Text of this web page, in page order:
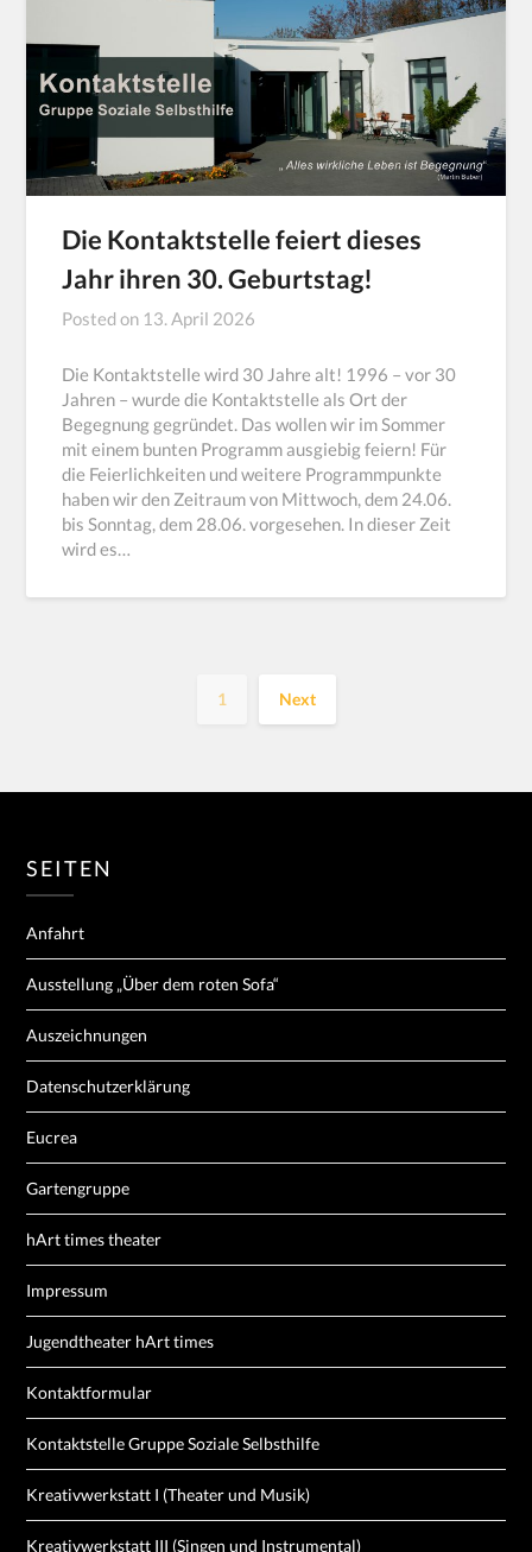
Die Kontaktstelle feiert dieses
Jahr ihren 30. Geburtstag!
Posted on 13. April 2026
Die Kontaktstelle wird 30 Jahre alt! 1996 – vor 30
Jahren – wurde die Kontaktstelle als Ort der
Begegnung gegründet. Das wollen wir im Sommer
mit einem bunten Programm ausgiebig feiern! Für
die Feierlichkeiten und weitere Programmpunkte
haben wir den Zeitraum von Mittwoch, dem 24.06.
bis Sonntag, dem 28.06. vorgesehen. In dieser Zeit
wird es…
1 Next
SEITEN
Anfahrt
Ausstellung „Über dem roten Sofa“
Auszeichnungen
Datenschutzerklärung
Eucrea
Gartengruppe
hArt times theater
Impressum
Jugendtheater hArt times
Kontaktformular
Kontaktstelle Gruppe Soziale Selbsthilfe
Kreativwerkstatt I (Theater und Musik)
Kreativwerkstatt III (Singen und Instrumental)